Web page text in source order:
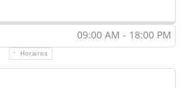
09:00 AM - 18:00 PM
Horaires